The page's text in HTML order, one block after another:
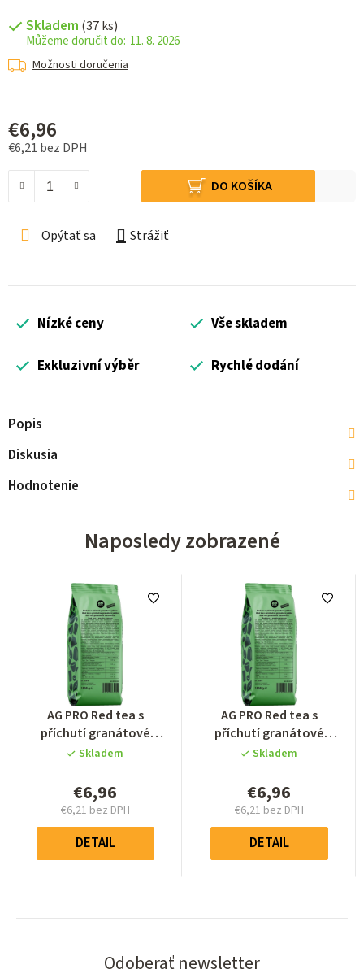
Skladem (37 ks)
11. 8. 2026
Možnosti doručenia
€6,96
€6,21 bez DPH
DO KOŠÍKA
Opýtať sa Strážiť
Nízké ceny Vše skladem
Exkluzivní výběr Rychlé dodání
Popis
Diskusia
Hodnotenie
Naposledy zobrazené
Priemerné
hodnotenie
produktu
0,0
z
hviezdičiek.
AG PRO Red tea s
příchutí granátové
jablko 1000g
Skladem
€6,96
€6,21 bez DPH
Jednotková
cena:
DETAIL
Priemerné
hodnotenie
produktu
0,0
z
hviezdičiek.
AG PRO Red tea s
příchutí granátové
jablko 1000g
Skladem
€6,96
€6,21 bez DPH
Jednotková
cena:
DETAIL
Odoberať newsletter